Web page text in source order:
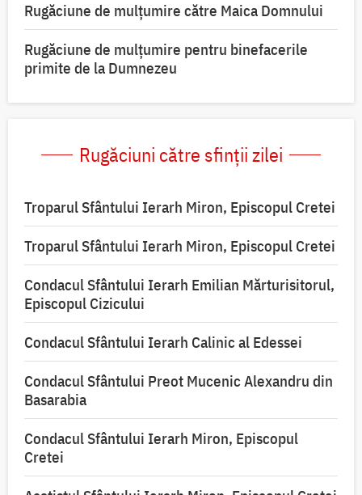
Rugăciune de mulţumire către Maica Domnului
Rugăciune de mulțumire pentru binefacerile
primite de la Dumnezeu
Rugăciuni către sfinții zilei
Troparul Sfântului Ierarh Miron, Episcopul Cretei
Troparul Sfântului Ierarh Miron, Episcopul Cretei
Condacul Sfântului Ierarh Emilian Mărturisitorul,
Episcopul Cizicului
Condacul Sfântului Ierarh Calinic al Edessei
Condacul Sfântului Preot Mucenic Alexandru din
Basarabia
Condacul Sfântului Ierarh Miron, Episcopul
Cretei